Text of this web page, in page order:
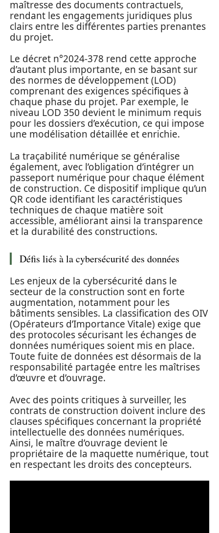
maîtresse des documents contractuels,
rendant les engagements juridiques plus
clairs entre les différentes parties prenantes
du projet.
Le décret n°2024-378 rend cette approche
d’autant plus importante, en se basant sur
des normes de développement (LOD)
comprenant des exigences spécifiques à
chaque phase du projet. Par exemple, le
niveau LOD 350 devient le minimum requis
pour les dossiers d’exécution, ce qui impose
une modélisation détaillée et enrichie.
La traçabilité numérique se généralise
également, avec l’obligation d’intégrer un
passeport numérique pour chaque élément
de construction. Ce dispositif implique qu’un
QR code identifiant les caractéristiques
techniques de chaque matière soit
accessible, améliorant ainsi la transparence
et la durabilité des constructions.
Défis liés à la cybersécurité des données
Les enjeux de la cybersécurité dans le
secteur de la construction sont en forte
augmentation, notamment pour les
bâtiments sensibles. La classification des OIV
(Opérateurs d’Importance Vitale) exige que
des protocoles sécurisant les échanges de
données numériques soient mis en place.
Toute fuite de données est désormais de la
responsabilité partagée entre les maîtrises
d’œuvre et d’ouvrage.
Avec des points critiques à surveiller, les
contrats de construction doivent inclure des
clauses spécifiques concernant la propriété
intellectuelle des données numériques.
Ainsi, le maître d’ouvrage devient le
propriétaire de la maquette numérique, tout
en respectant les droits des concepteurs.